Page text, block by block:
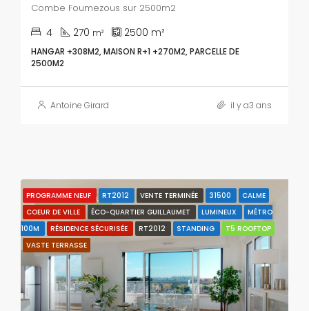
Combe Foumezous sur 2500m2
4 270 m² 2500 m²
HANGAR +308M2, MAISON R+1 +270M2, PARCELLE DE
2500M2
Antoine Girard il y a3 ans
CARACTÉRISTIQUES
PROGRAMME NEUF RT2012 VENTE TERMINÉE 31500
CALME
COEUR DE VILLE
ÉCO-QUARTIER GUILLAUMET LUMINEUX
MÉTRO
100M
RÉSIDENCE SÉCURISÉE RT2012 STANDING
T5 ROOFTOP
VASTE TERRASSE